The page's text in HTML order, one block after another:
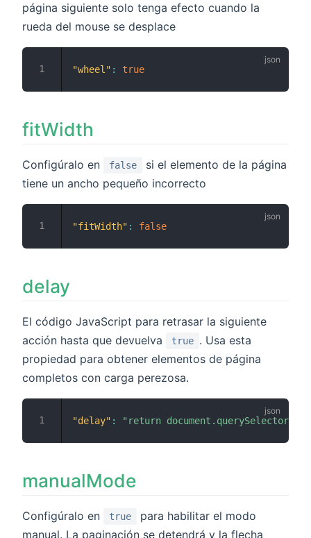
página siguiente solo tenga efecto cuando la
rueda del mouse se desplace
"wheel" : true
fitWidth
Configúralo en false
si el elemento de la página
tiene un ancho pequeño incorrecto
"fitWidth" : false
delay
El código JavaScript para retrasar la siguiente
acción hasta que devuelva
true . Usa esta
propiedad para obtener elementos de página
completos con carga perezosa.
"delay" : "return
manualMode
Configúralo en true
para habilitar el modo
manual. La paginación se detendrá y la flecha